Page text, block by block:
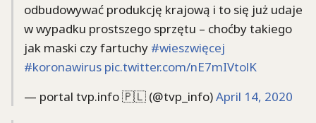
odbudowywać produkcję krajową i to się już udaje
w wypadku prostszego sprzętu – choćby takiego
jak maski czy fartuchy #wieszwięcej
#koronawirus pic.twitter.com/nE7mIVtolK
— portal tvp.info 🇵🇱 (@tvp_info)April 14, 2020